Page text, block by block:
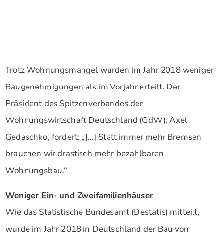
Trotz Wohnungsmangel wurden im Jahr 2018 weniger
Baugenehmigungen als im Vorjahr erteilt. Der
Präsident des Spitzenverbandes der
Wohnungswirtschaft Deutschland (GdW), Axel
Gedaschko, fordert: „[…] Statt immer mehr Bremsen
brauchen wir drastisch mehr bezahlbaren
Wohnungsbau.“
Weniger Ein- und Zweifamilienhäuser
Wie das Statistische Bundesamt (Destatis) mitteilt,
wurde im Jahr 2018 in Deutschland der Bau von